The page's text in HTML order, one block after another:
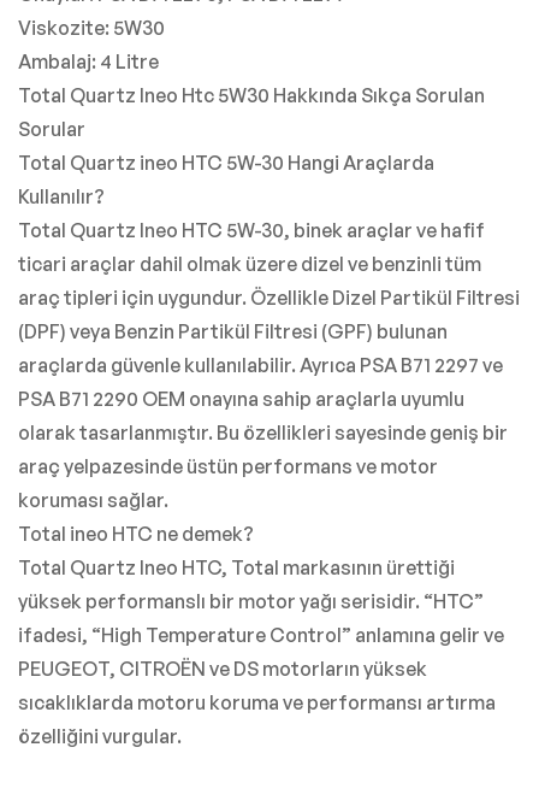
Viskozite: 5W30
Ambalaj: 4 Litre
Total Quartz Ineo Htc 5W30 Hakkında Sıkça Sorulan
Sorular
Total Quartz ineo HTC 5W-30 Hangi Araçlarda
Kullanılır?
Total Quartz Ineo HTC 5W-30, binek araçlar ve hafif
ticari araçlar dahil olmak üzere dizel ve benzinli tüm
araç tipleri için uygundur. Özellikle Dizel Partikül Filtresi
(DPF) veya Benzin Partikül Filtresi (GPF) bulunan
araçlarda güvenle kullanılabilir. Ayrıca PSA B71 2297 ve
PSA B71 2290 OEM onayına sahip araçlarla uyumlu
olarak tasarlanmıştır. Bu özellikleri sayesinde geniş bir
araç yelpazesinde üstün performans ve motor
koruması sağlar.
Total ineo HTC ne demek?
Total Quartz Ineo HTC, Total markasının ürettiği
yüksek performanslı bir motor yağı serisidir. “HTC”
ifadesi, “High Temperature Control” anlamına gelir ve
PEUGEOT, CITROËN ve DS motorların yüksek
sıcaklıklarda motoru koruma ve performansı artırma
özelliğini vurgular.